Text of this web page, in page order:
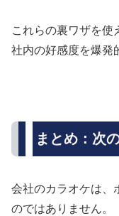
これらの裏ワザを使
社内の好感度を爆発
まとめ：次
会社のカラオケは、
のではありません。